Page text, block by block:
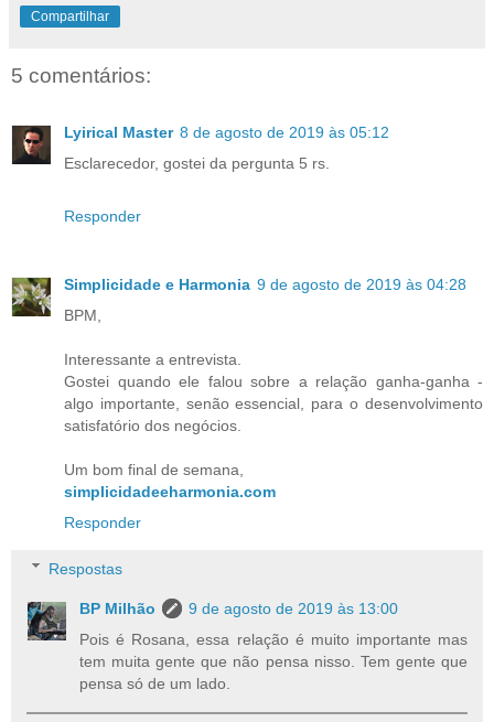
Compartilhar
5 comentários:
Lyirical Master 8 de agosto de 2019 às 05:12
Esclarecedor, gostei da pergunta 5 rs.
Responder
Simplicidade e Harmonia 9 de agosto de 2019 às 04:28
BPM,
Interessante a entrevista.
Gostei quando ele falou sobre a relação ganha-ganha -
algo importante, senão essencial, para o desenvolvimento
satisfatório dos negócios.
Um bom final de semana,
simplicidadeeharmonia.com
Responder
Respostas
BP Milhão
9 de agosto de 2019 às 13:00
Pois é Rosana, essa relação é muito importante mas
tem muita gente que não pensa nisso. Tem gente que
pensa só de um lado.